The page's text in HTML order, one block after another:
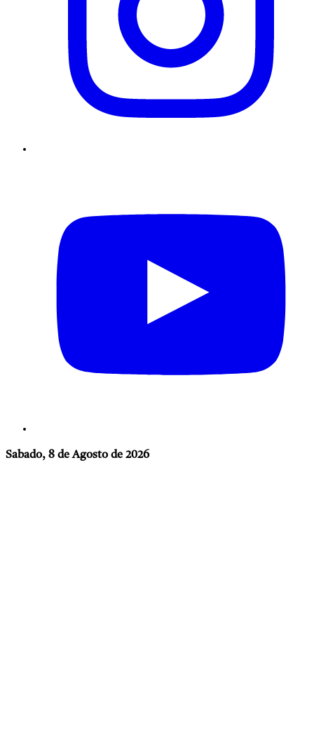
Sabado, 8 de Agosto de 2026